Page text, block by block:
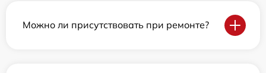
Можно ли присутствовать при ремонте?